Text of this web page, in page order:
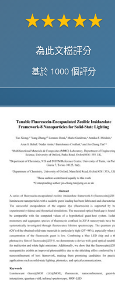
★★★★★
為此文檔評分
基於 1000 個評分